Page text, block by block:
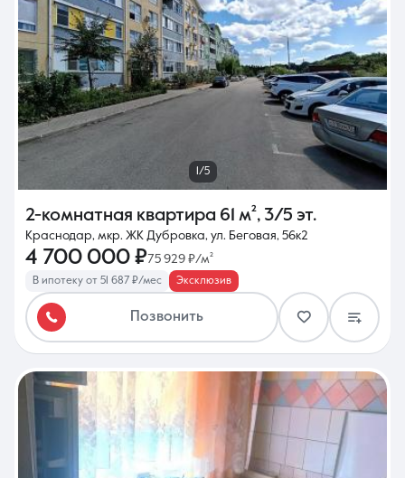
1/5
2-комнатная квартира 61 м², 3/5 эт.
Краснодар, мкр. ЖК Дубровка, ул. Беговая, 56к2
4 700 000 ₽75 929 ₽/м²
В ипотеку от 51 687 ₽/мес Эксклюзив
Позвонить